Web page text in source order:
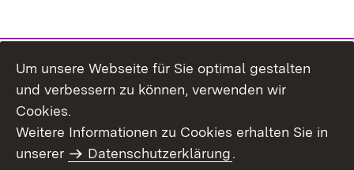
Um unsere Webseite für Sie optimal gestalten
und verbessern zu können, verwenden wir
Cookies.
Weitere Informationen zu Cookies erhalten Sie in
unserer
Datenschutzerklärung.